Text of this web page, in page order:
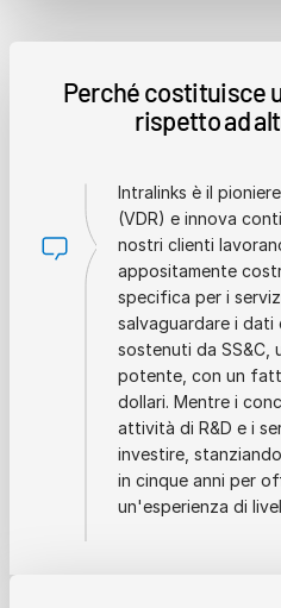
Perché costituisce
rispetto ad
Intralinks è il
(VDR) e innova
nostri clienti
appositamente
specifica per i
salvaguardare i dati
sostenuti da SS&C,
potente, con un
dollari. Mentre i
attività di R&D e i
investire,
in cinque anni per
un'esperienza di